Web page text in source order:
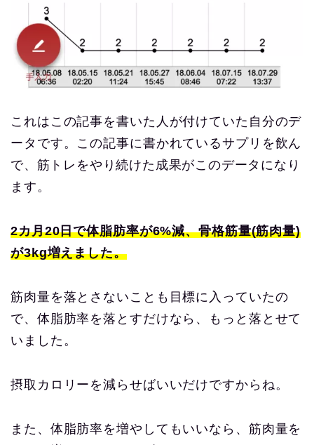
これはこの記事を書いた人が付けていた自分のデ
ータです。 この記事に書かれているサプリ を飲ん
で、筋トレをやり続けた成果がこのデータ になり
ます。
2カ月20日で体脂肪率が6%減、骨格筋量(筋肉量)
が3kg増えました。
筋肉量を落とさないことも目標に入っていたの
で、体脂肪率を落とすだけなら、もっと落とせて
いました。
摂取カロリーを減らせばいいだけですからね。
また、体脂肪率を増やしてもいいなら、筋肉量を